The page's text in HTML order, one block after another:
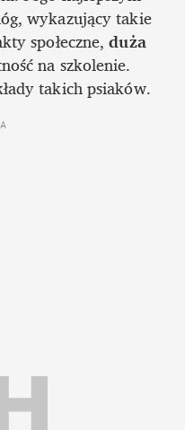
wykazujący takie
społeczne, duża
na szkolenie.
takich psiaków.